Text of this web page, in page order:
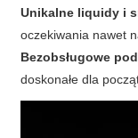
Unikalne liquidy i
oczekiwania nawet
Bezobsługowe
doskonałe dla